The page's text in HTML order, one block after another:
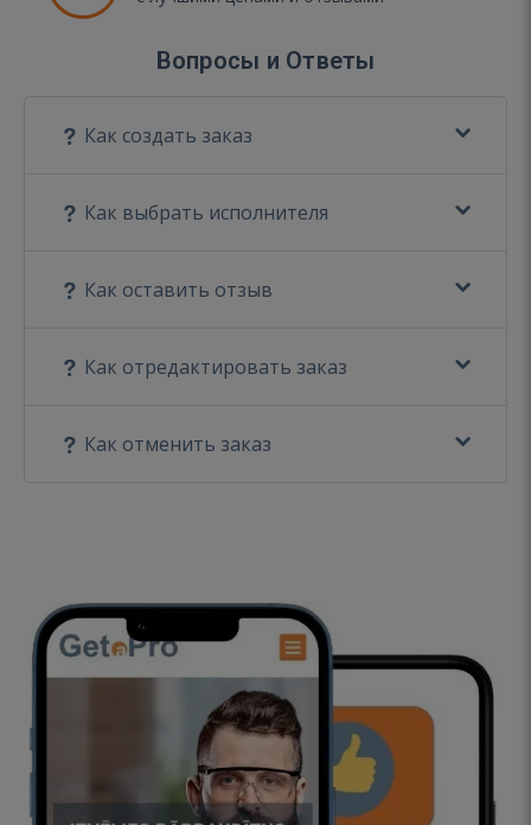
Вопросы и Ответы
Как создать заказ
Как выбрать исполнителя
Как оставить отзыв
Как отредактировать заказ
Как отменить заказ